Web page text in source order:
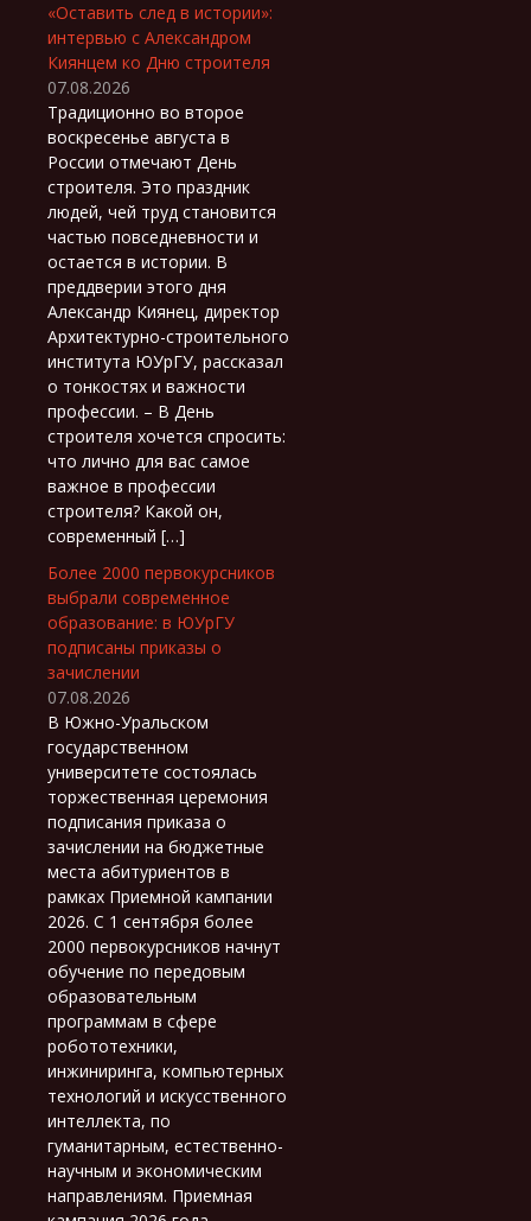
«Оставить след в истории»:
интервью с Александром
Киянцем ко Дню строителя
07.08.2026
Традиционно во второе
воскресенье августа в
России отмечают День
строителя. Это праздник
людей, чей труд становится
частью повседневности и
остается в истории. В
преддверии этого дня
Александр Киянец, директор
Архитектурно-строительного
института ЮУрГУ, рассказал
о тонкостях и важности
профессии. – В День
строителя хочется спросить:
что лично для вас самое
важное в профессии
строителя? Какой он,
современный […]
Более 2000 первокурсников
выбрали современное
образование: в ЮУрГУ
подписаны приказы о
зачислении
07.08.2026
В Южно-Уральском
государственном
университете состоялась
торжественная церемония
подписания приказа о
зачислении на бюджетные
места абитуриентов в
рамках Приемной кампании
2026. С 1 сентября более
2000 первокурсников начнут
обучение по передовым
образовательным
программам в сфере
робототехники,
инжиниринга, компьютерных
технологий и искусственного
интеллекта, по
гуманитарным, естественно-
научным и экономическим
направлениям. Приемная